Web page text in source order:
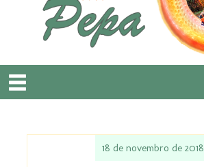
18 de novembro de 2018